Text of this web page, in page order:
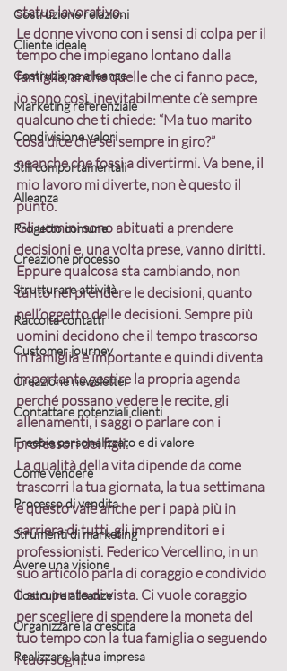
Costruzione relazioni
Cliente ideale
Costruzione alleanze
Marketing referenziale
Condivisione valori
Stili comportamentali
Alleanza
Progetto comune
Creazione processo
Strutturare attività
Raccolta contatti
Customer journey
Creazione newsletter
Contattare potenziali clienti
Freebie personalizzato e di valore
Come vendere
Processo di vendita
Strumenti di marketing
Avere una visione
Costruire alleanze
Organizzare la crescita
Realizzare la tua impresa
status lavorativo.
Le donne vivono con i sensi di colpa per il
tempo che impiegano lontano dalla
famiglia, anche quelle che ci fanno pace,
io sono così, inevitabilmente c’è sempre
qualcuno che ti chiede: “Ma tuo marito
cosa dice che sei sempre in giro?”
neanche che fossi a divertirmi. Va bene, il
mio lavoro mi diverte, non è questo il
punto.
Gli uomini sono abituati a prendere
decisioni e, una volta prese, vanno diritti.
Eppure qualcosa sta cambiando, non
tanto nel prendere le decisioni, quanto
nell’oggetto delle decisioni. Sempre più
uomini decidono che il tempo trascorso
in famiglia è importante e quindi diventa
importante gestire la propria agenda
perché possano vedere le recite, gli
allenamenti, i saggi o parlare con i
professori dei figli.
La qualità della vita dipende da come
trascorri la tua giornata, la tua settimana
e questo vale anche per i papà più in
carriera di tutti, gli imprenditori e i
professionisti. Federico Vercellino, in un
suo articolo parla di coraggio e condivido
il suo punto di vista. Ci vuole coraggio
per scegliere di spendere la moneta del
tuo tempo con la tua famiglia o seguendo
i tuoi sogni.